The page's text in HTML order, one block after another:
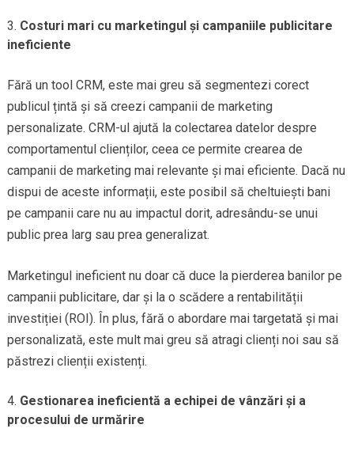
Costuri mari cu marketingul și campaniile publicitare
ineficiente
Fără un tool CRM, este mai greu să segmentezi corect
publicul țintă și să creezi campanii de marketing
personalizate. CRM-ul ajută la colectarea datelor despre
comportamentul clienților, ceea ce permite crearea de
campanii de marketing mai relevante și mai eficiente. Dacă nu
dispui de aceste informații, este posibil să cheltuiești bani
pe campanii care nu au impactul dorit, adresându-se unui
public prea larg sau prea generalizat.
Marketingul ineficient nu doar că duce la pierderea banilor pe
campanii publicitare, dar și la o scădere a rentabilității
investiției (ROI). În plus, fără o abordare mai targetată și mai
personalizată, este mult mai greu să atragi clienți noi sau să
păstrezi clienții existenți.
Gestionarea ineficientă a echipei de vânzări și a
procesului de urmărire